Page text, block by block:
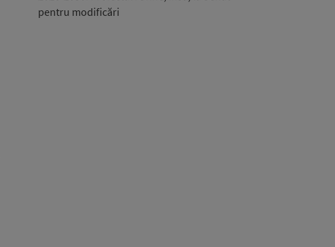
pentru modificări